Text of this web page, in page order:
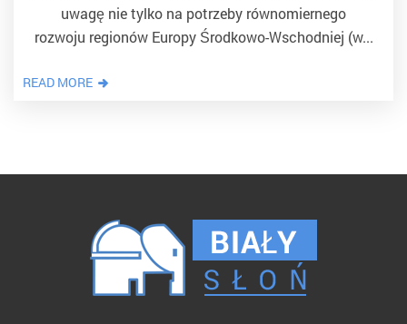
uwagę nie tylko na potrzeby równomiernego
rozwoju regionów Europy Środkowo-Wschodniej (w...
READ MORE